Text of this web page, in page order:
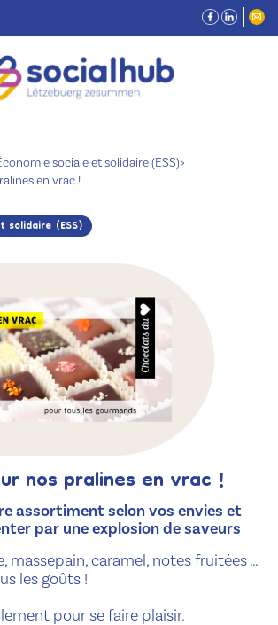
sociale et solidaire (ESS)>
en vrac !
solidaire (ESS)
nos pralines en vrac !
assortiment selon vos envies et
par une explosion de saveurs
massepain, caramel, notes fruitées …
les goûts !
pour se faire plaisir.